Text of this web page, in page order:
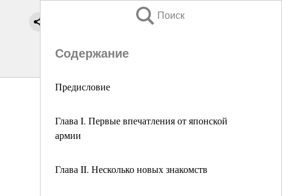
Поиск
Содержание
Предисловие
Глава I. Первые впечатления от японской
армии
Глава II. Несколько новых знакомств